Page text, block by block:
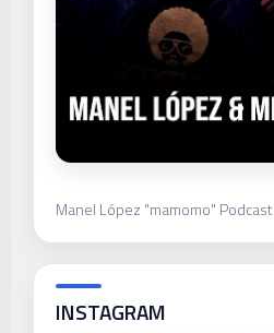
Manel López "mamomo" Podcast
INSTAGRAM